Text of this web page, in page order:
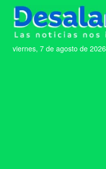
viernes, 7 de agosto de 2026